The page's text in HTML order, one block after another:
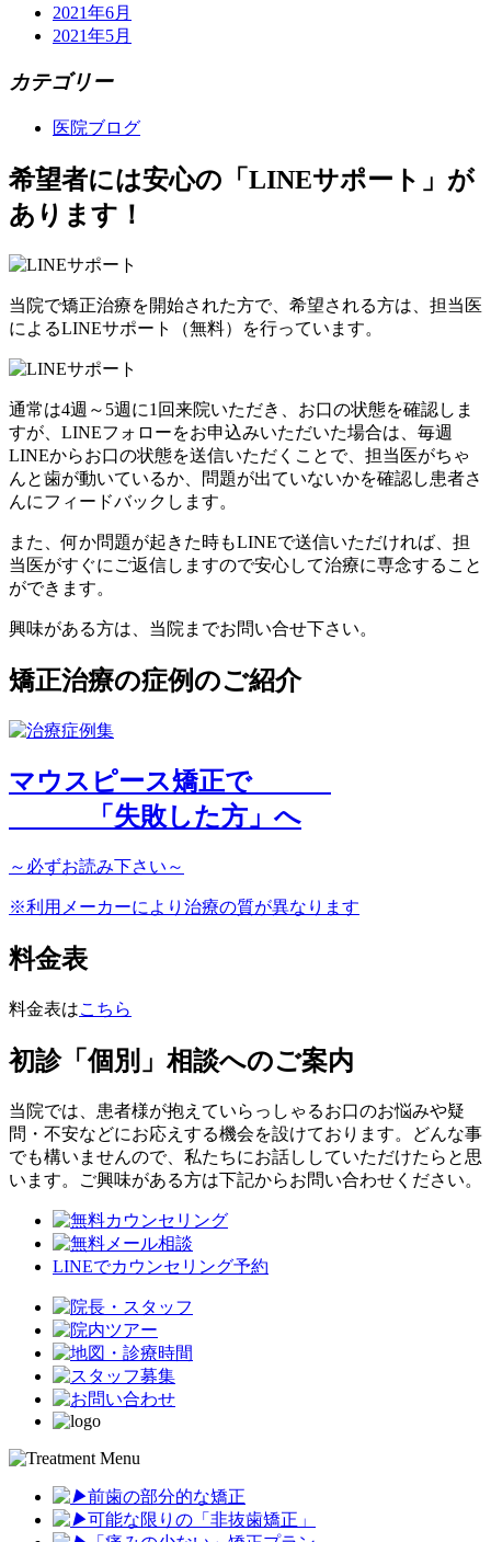
2021年6月
2021年5月
カテゴリー
医院ブログ
希望者には安心の「LINEサポート」が
あります！
当院で矯正治療を開始された方で、希望される方は、担当医
によるLINEサポート （無料） を行っています。
通常は4週～5週に1回来院いただき、お口の状態を確認しま
すが、LINEフォローをお申込みいただいた場合は、 毎週
LINEからお口の状態を送信いただくことで、担当医がちゃ
んと歯が動いているか、問題が出ていないかを確認し患者さ
んにフィードバックします。
また、何か問題が起きた時もLINEで送信いただければ、担
当医がすぐにご返信しますので安心して治療に専念すること
ができます。
興味がある方は、当院までお問い合せ下さい。
矯正治療の症例のご紹介
マウスピース矯正で
「 失敗した方 」へ
～ 必ずお読み下さい～
※利用メーカーにより治療の質が異なります
料金表
料金表はこちら
初診「個別」相談へのご案内
当院では、患者様が抱えていらっしゃるお口のお悩みや疑
問・不安などにお応えする機会を設けております。どんな事
でも構いませんので、私たちにお話ししていただけたらと思
います。ご興味がある方は下記からお問い合わせください。
LINEでカウンセリング予約
前歯の部分的な矯正
可能な限りの「非抜歯矯正 」